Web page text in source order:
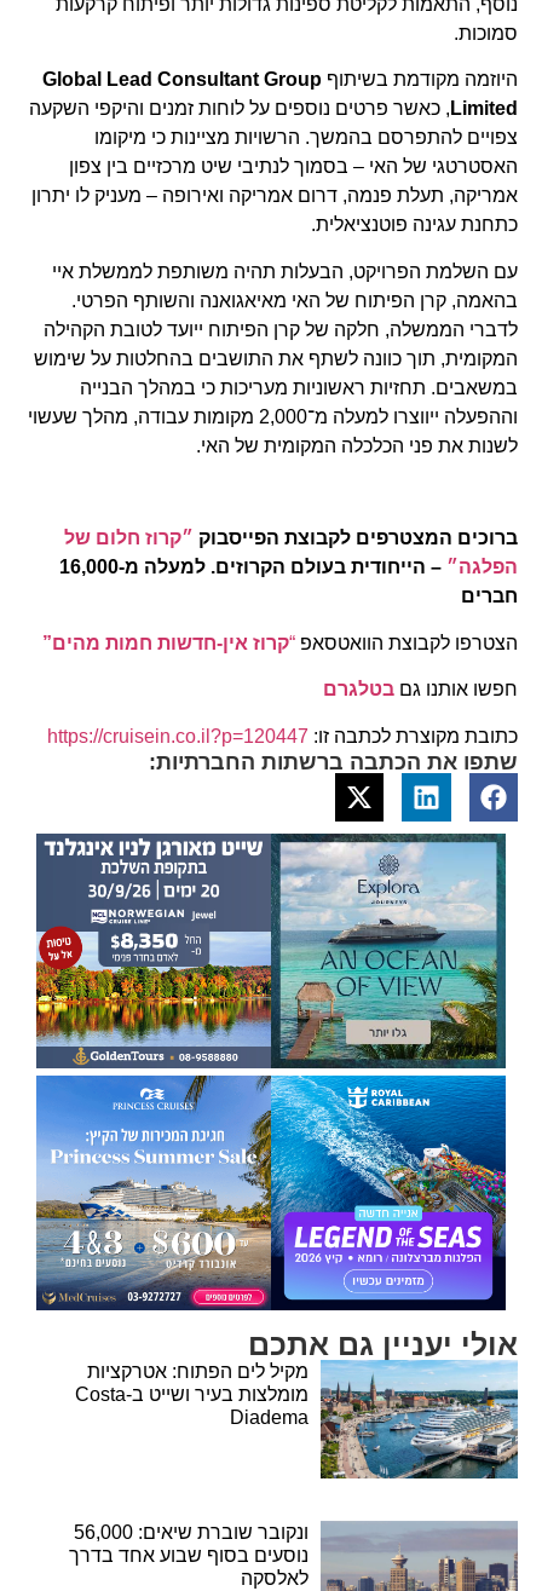
נוסף, התאמות לקליטת ספינות גדולות יותר ופיתוח קרקעות
סמוכות.
היוזמה מקודמת בשיתוף Global Lead Consultant Group
Limited , כאשר פרטים נוספים על לוחות זמנים והיקפי השקעה
צפויים להתפרסם בהמשך. הרשויות מציינות כי מיקומו
האסטרטגי של האי – בסמוך לנתיבי שיט מרכזיים בין צפון
אמריקה, תעלת פנמה, דרום אמריקה ואירופה – מעניק לו יתרון
כתחנת עגינה פוטנציאלית.
עם השלמת הפרויקט, הבעלות תהיה משותפת לממשלת איי
בהאמה, קרן הפיתוח של האי מאיאגואנה והשותף הפרטי.
לדברי הממשלה, חלקה של קרן הפיתוח ייועד לטובת הקהילה
המקומית, תוך כוונה לשתף את התושבים בהחלטות על שימוש
במשאבים. תחזיות ראשוניות מעריכות כי במהלך הבנייה
וההפעלה ייווצרו למעלה מ־2,000 מקומות עבודה, מהלך שעשוי
לשנות את פני הכלכלה המקומית של האי.
ברוכים המצטרפים לקבוצת הפייסבוק ״קרוז חלום של
הפלגה״
– הייחודית בעולם הקרוזים. למעלה מ-16,000
חברים
הצטרפו לקבוצת הוואטסאפ “קרוז אין-חדשות חמות מהים”
חפשו אותנו גם בטלגרם
כתובת מקוצרת לכתבה זו: https://cruisein.co.il?p=120447
שתפו את הכתבה ברשתות החברתיות:
אולי יעניין גם אתכם
מקיל לים הפתוח: אטרקציות
מומלצות בעיר ושייט ב-Costa
Diadema
ונקובר שוברת שיאים: 56,000
נוסעים בסוף שבוע אחד בדרך
לאלסקה